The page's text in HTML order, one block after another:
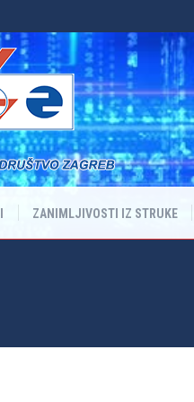
ZANIMLJIVOSTI IZ STRUKE